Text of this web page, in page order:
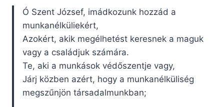
Ó Szent József, imádkozunk hozzád a
munkanélküliekért,
Azokért, akik megélhetést keresnek a maguk
vagy a családjuk számára.
Te, aki a munkások védőszentje vagy,
Járj közben azért, hogy a munkanélküliség
megszűnjön társadalmunkban;